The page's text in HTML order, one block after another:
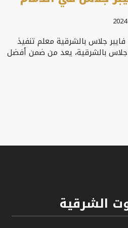
فايبر جلاس بالشرقية معلم تنفيذ
جلاس بالشرقية، يعد من ضمن أفضل
الشرقية